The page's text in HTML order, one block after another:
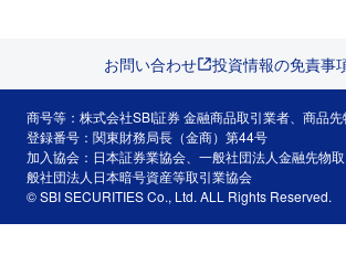
お問い合わせ 投資情報の免責事
商号等：株式会社SBI証券 金融商品取引業者、商品
登録番号：関東財務局長（金商）第44号
加入協会：日本証券業協会、一般社団法人金融先物
般社団法人日本暗号資産等取引業協会
© SBI SECURITIES Co., Ltd. ALL Rights Reserved.